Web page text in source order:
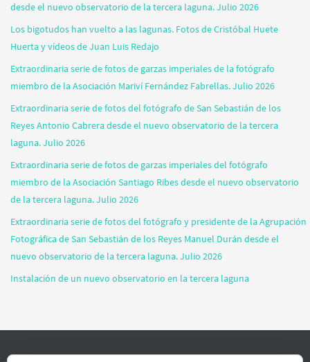
desde el nuevo observatorio de la tercera laguna. Julio 2026
Los bigotudos han vuelto a las lagunas. Fotos de Cristóbal Huete
Huerta y vídeos de Juan Luis Redajo
Extraordinaria serie de fotos de garzas imperiales de la fotógrafo
miembro de la Asociación Mariví Fernández Fabrellas. Julio 2026
Extraordinaria serie de fotos del fotógrafo de San Sebastián de los
Reyes Antonio Cabrera desde el nuevo observatorio de la tercera
laguna. Julio 2026
Extraordinaria serie de fotos de garzas imperiales del fotógrafo
miembro de la Asociación Santiago Ribes desde el nuevo observatorio
de la tercera laguna. Julio 2026
Extraordinaria serie de fotos del fotógrafo y presidente de la Agrupación
Fotográfica de San Sebastián de los Reyes Manuel Durán desde el
nuevo observatorio de la tercera laguna. Julio 2026
Instalación de un nuevo observatorio en la tercera laguna